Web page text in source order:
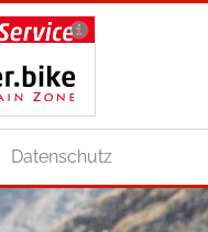
Datenschutz